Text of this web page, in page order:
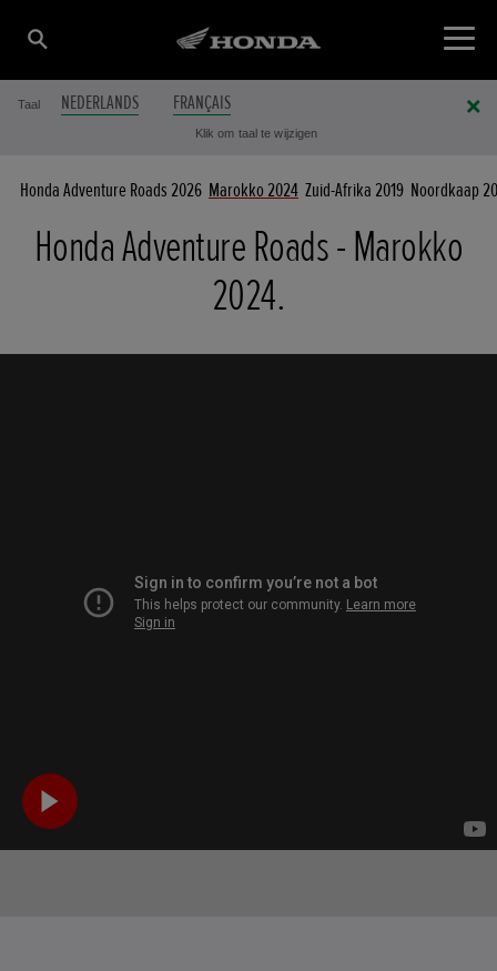
Taal NEDERLANDS FRANÇAIS
Klik om taal te wijzigen
Honda Adventure Roads 2026 Marokko 2024 Zuid-Afrika 2019 Noordkaap
Honda Adventure Roads - Marokko
2024.